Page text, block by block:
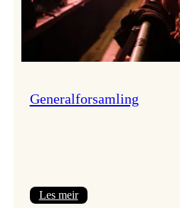
Generalforsamling
Les meir: